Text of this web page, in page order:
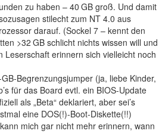
zu haben – 40 GB groß. Und damit
stilecht zum NT 4.0 aus
darauf. (Sockel 7 – kennt den
>32 GB schlicht nichts wissen will und
erinnern sich vielleicht noch
Begrenzungsjumper (ja, liebe Kinder,
für das Board evtl. ein BIOS-Update
als „Beta“ deklariert, aber sei’s
eine DOS(!)-Boot-Diskette(!!)
mich gar nicht mehr erinnern, wann